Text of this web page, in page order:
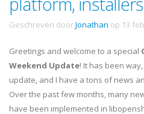
Geschreven doorJonathan op 13
Greetings and welcome to a special
Weekend Update! It has been
update, and I have a tons of news
Over the past few months, many
have been implemented in